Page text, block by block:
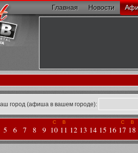
Главная Новости
город (афиша в вашем городе):
5 6 7 8 9
С
10
В
11 12 13 14 15 16
С
17
В
18